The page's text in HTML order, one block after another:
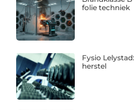
folie techniek
Fysio
herstel